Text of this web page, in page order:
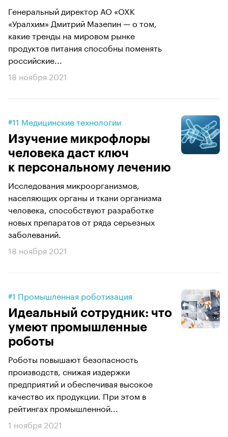
Генеральный директор АО «ОХК
«Уралхим» Дмитрий Мазепин — о том,
какие тренды на мировом рынке
продуктов питания способны поменять
российские...
18 ноября 2021
#11 Медицинские технологии
Изучение микрофлоры
человека даст ключ
к персональному лечению
Исследования микроорганизмов,
населяющих органы и ткани организма
человека, способствуют разработке
новых препаратов от ряда серьезных
заболеваний.
18 ноября 2021
#1 Промышленная роботизация
Идеальный сотрудник: что
умеют промышленные
роботы
Роботы повышают безопасность
производств, снижая издержки
предприятий и обеспечивая высокое
качество их продукции. При этом в
рейтингах промышленной...
1 ноября 2021